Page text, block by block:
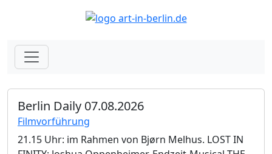
Berlin Daily 07.08.2026
Filmvorführung
21.15 Uhr: im Rahmen von Bjørn Melhus. LOST IN